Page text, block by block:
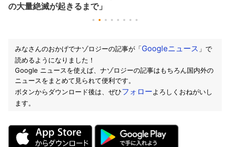
の大量絶滅が起きるまで」
みなさんのおかげでナゾロジーの記事が「Googleニュース 」で
読めるようになりました！
Google ニュースを使えば、ナゾロジーの記事はもちろん国内外の
ニュースをまとめて見られて便利です。
ボタンからダウンロード後は、ぜひフォローよろしくおねがいし
ます。